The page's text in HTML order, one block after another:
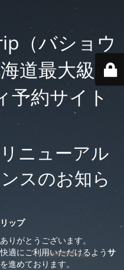
（バショウ
道最大級の
予約サイト
ニューアル
スのお知ら
ップ
りがとうございます。
適にご利用いただけるようサ
を進めております。